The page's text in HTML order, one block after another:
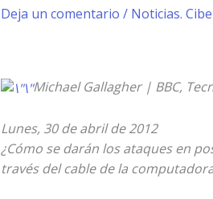
Deja un comentario / Noticias.
Michael Gallagher | BBC,
Lunes, 30 de abril de 2012
¿Cómo se darán los ataques en
través del cable de la